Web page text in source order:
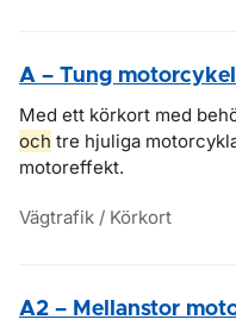
A – Tung motorcykel
Med ett körkort med
och tre hjuliga
motoreffekt.
Vägtrafik / Körkort
A2 – Mellanstor